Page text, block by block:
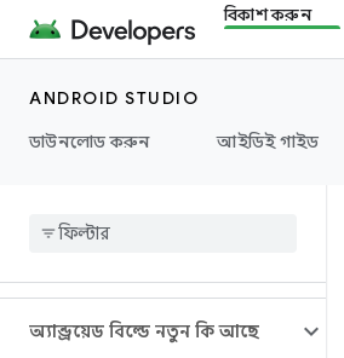
বিকাশ করুন
ANDROID STUDIO
ডাউনলোড করুন
আইডিই গাইড
অ্যান্ড্রয়েড বিল্ডে নতুন কি আছে